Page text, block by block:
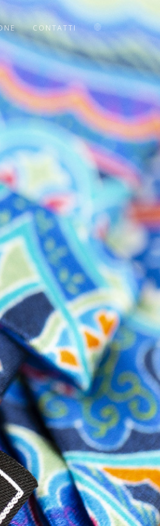
CONTATTI